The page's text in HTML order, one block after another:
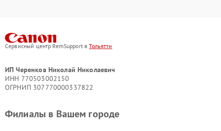
Сервисный центр RemSupport вТольятти
ИП Черенков Николай Николаевич
ИНН 770503002150
ОГРНИП 307770000337822
Филиалы в Вашем городе